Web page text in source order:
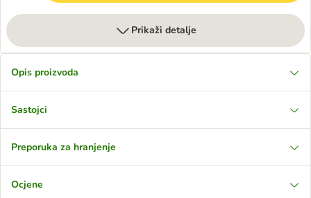
Prikaži detalje
Opis proizvoda
Sastojci
Preporuka za hranjenje
Ocjene